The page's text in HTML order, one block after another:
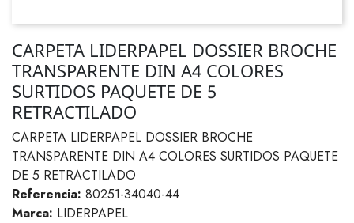
CARPETA LIDERPAPEL DOSSIER BROCHE
TRANSPARENTE DIN A4 COLORES
SURTIDOS PAQUETE DE 5
RETRACTILADO
CARPETA LIDERPAPEL DOSSIER BROCHE
TRANSPARENTE DIN A4 COLORES SURTIDOS PAQUETE
DE 5 RETRACTILADO
Referencia: 80251-34040-44
Marca: LIDERPAPEL